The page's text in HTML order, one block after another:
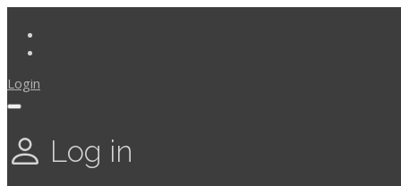
Login
Log in